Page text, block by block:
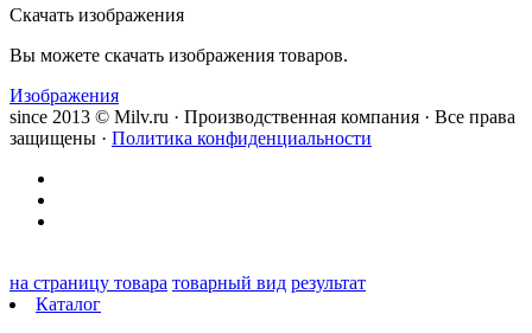
Скачать изображения
Вы можете скачать изображения товаров.
Изображения
since 2013 © Milv.ru · Производственная компания · Все права
защищены · Политика конфиденциальности
на страницу товара товарный вид результат
Каталог